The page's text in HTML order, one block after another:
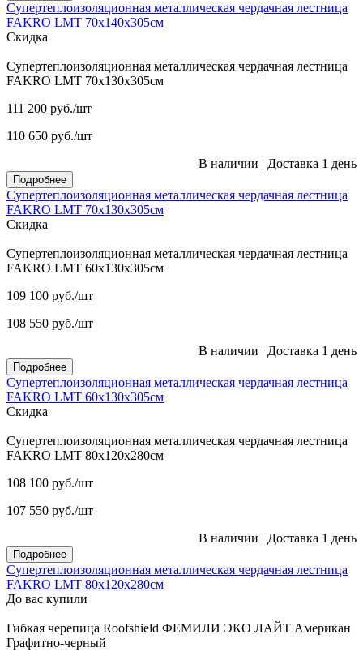
Супертеплоизоляционная металлическая чердачная лестница
FAKRO LMT 70х140х305см
Скидка
Супертеплоизоляционная металлическая чердачная лестница
FAKRO LMT 70х130х305см
111 200 руб./шт
110 650 руб./шт
В наличии | Доставка 1 день
Подробнее
Супертеплоизоляционная металлическая чердачная лестница
FAKRO LMT 70х130х305см
Скидка
Супертеплоизоляционная металлическая чердачная лестница
FAKRO LMT 60х130х305см
109 100 руб./шт
108 550 руб./шт
В наличии | Доставка 1 день
Подробнее
Супертеплоизоляционная металлическая чердачная лестница
FAKRO LMT 60х130х305см
Скидка
Супертеплоизоляционная металлическая чердачная лестница
FAKRO LMT 80х120х280см
108 100 руб./шт
107 550 руб./шт
В наличии | Доставка 1 день
Подробнее
Супертеплоизоляционная металлическая чердачная лестница
FAKRO LMT 80х120х280см
До вас купили
Гибкая черепица Roofshield ФЕМИЛИ ЭКО ЛАЙТ Американ
Графитно-черный